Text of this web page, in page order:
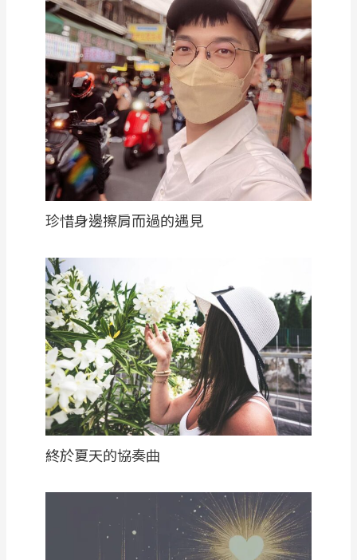
珍惜身邊擦肩而過的遇見
終於夏天的協奏曲